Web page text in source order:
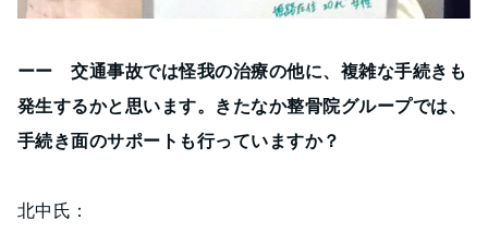
ーー 交通事故では怪我の治療の他に、複雑な手続きも
発生するかと思います。きたなか整骨院グループでは、
手続き面のサポートも行っていますか？
北中氏：